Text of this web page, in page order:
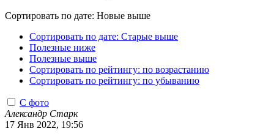
Сортировать по дате: Новые выше
Сортировать по дате: Старые выше
Полезные ниже
Полезные выше
Сортировать по рейтингу: по возрастанию
Сортировать по рейтингу: по убыванию
С фото
Александр Старк
17 Янв 2022, 19:56